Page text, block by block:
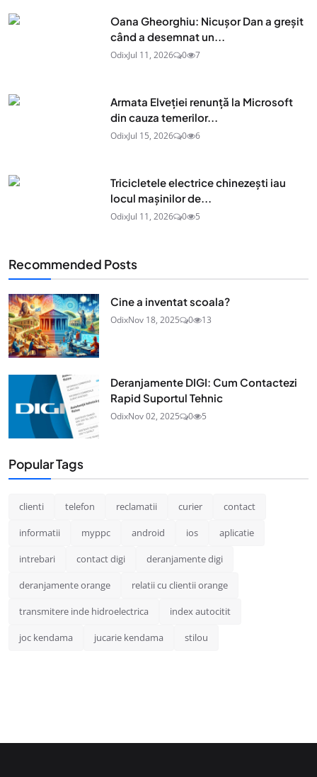
Oana Gheorghiu: Nicușor Dan a greșit
când a desemnat un...
OdixJul 11, 2026 0 7
Armata Elveției renunță la Microsoft
din cauza temerilor...
OdixJul 15, 2026 0 6
Tricicletele electrice chinezești iau
locul mașinilor de...
OdixJul 11, 2026 0 5
Recommended Posts
Cine a inventat scoala?
OdixNov 18, 2025 0 13
Deranjamente DIGI: Cum Contactezi
Rapid Suportul Tehnic
OdixNov 02, 2025 0 5
Popular Tags
clienti telefon reclamatii curier contact
informatii myppc android ios aplicatie
intrebari contact digi deranjamente digi
deranjamente orange relatii cu clientii orange
transmitere inde hidroelectrica index autocitit
joc kendama jucarie kendama stilou